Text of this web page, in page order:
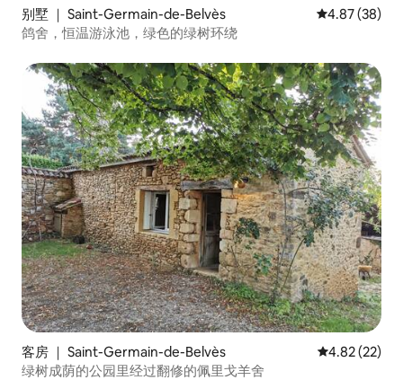
别墅 ｜ Saint-Germain-de-Belvès 平均评分
4.87 (38)
鸽舍，恒温游泳池，绿色的绿树环绕
客房 ｜ Saint-Germain-de-Belvès 平均评分
4.82 (22)
绿树成荫的公园里经过翻修的佩里戈羊舍